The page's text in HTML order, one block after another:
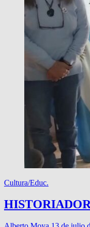
Cultura/Educ.